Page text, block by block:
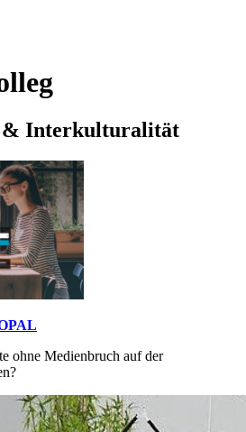
& Interkulturalität
ohne Medienbruch auf der